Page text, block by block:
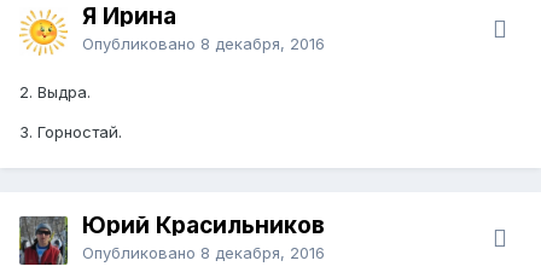
Я Ирина
Опубликовано 8 декабря, 2016
2. Выдра.
3. Горностай.
Юрий Красильников
Опубликовано 8 декабря, 2016